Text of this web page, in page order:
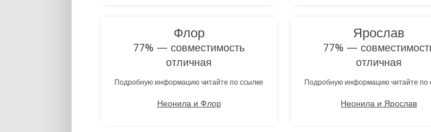
Флор
77% — совместимость
отличная
Подробную информацию читайте по ссылке
Неонила и Флор
Ярослав
77% —
отличная
Подробную информацию читайте по
Неонила и Ярослав